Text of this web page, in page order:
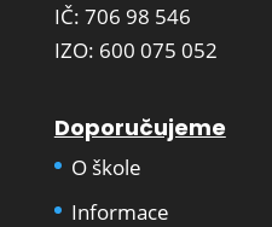
IČ: 706 98 546
IZO: 600 075 052
Doporučujeme
O škole
Informace